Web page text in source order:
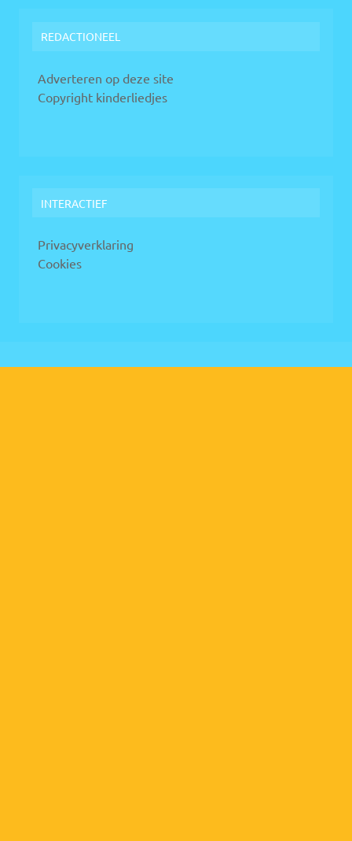
REDACTIONEEL
Adverteren op deze site
Copyright kinderliedjes
INTERACTIEF
Privacyverklaring
Cookies